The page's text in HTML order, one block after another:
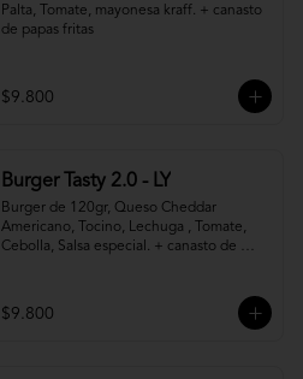
Palta, Tomate, mayonesa kraff. + canasto
de papas fritas
$9.800
Burger Tasty 2.0 - LY
Burger de 120gr, Queso Cheddar
Americano, Tocino, Lechuga , Tomate,
Cebolla, Salsa especial. + canasto de
$9.800